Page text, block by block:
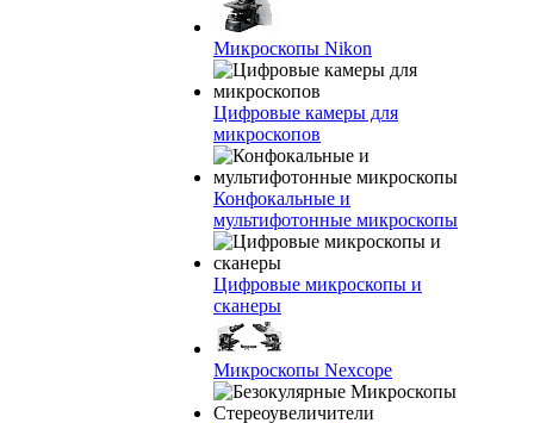
Микроскопы Nikon
Цифровые камеры для
микроскопов
Конфокальные и
мультифотонные микроскопы
Цифровые микроскопы и
сканеры
Микроскопы Nexcope